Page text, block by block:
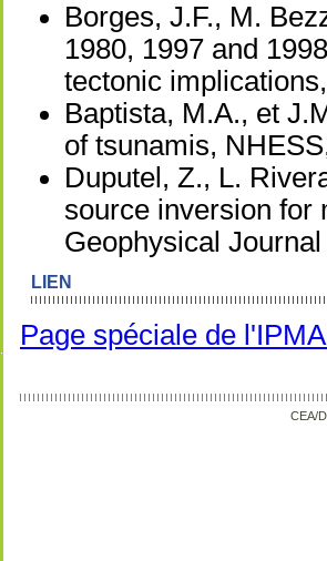
Borges, J.F., M.
1980, 1997 and
tectonic
Baptista, M.A., et
of tsunamis,
Duputel, Z., L.
source inversion for
Geophysical
LIEN
Page spéciale de
CEA/